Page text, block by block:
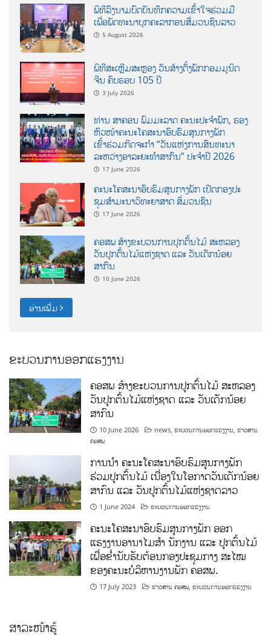
ພິທີລົງນາມບົດບັນທຶກຄວາມເຂົ້າໃຈຮ່ວມມື
ເພື່ອພັດທະນາບຸກຄະລາກອນສື່ມວນຊົນລາວ
5 August 2026
ພິທີສະເຫຼີມສະຫຼອງ ວັນສ້າງຕັ້ງພັກກອມມູນິດ
ຈີນ ຄົບຮອບ 105 ປີ
3 July 2026
ທ່ານ ສາຄອນ ພົມມະລາດ ຄະນະປະຈໍາພັກ, ຮອງ
ຫົວໜ້າຄະນະໂຄສະນາອົບຮົມສູນກາງພັກ
ເຂົ້າຮ່ວມກິດຈະກຳ “ວັນແຫ່ງການສົນທະນາ
ລະຫວ່າງອາລະຍະທຳສາກົນ” ປະຈຳປີ 2026
17 June 2026
ຄະນະໂຄສະນາອົບຮົມສູນກາງພັກ ເປີດກອງປະ
ຊຸມສຳມະນາວິທະຍາສາດ ສຶ່ມວນຊົນ
17 June 2026
ຄອສພ ສ້າງຂະບວນການປູກຕົ້ນໄມ້ ສະຫລອງ
ວັນປູກຕົ້ນໄມ້ແຫ່ງຊາດ ແລະ ວັນເດັກນ້ອຍ
ສາກົນ
10 June 2026
ອ່ານເພີ່ມ
ຂະບວນການອອກແຮງງານ
ຄອສພ ສ້າງຂະບວນການປູກຕົ້ນໄມ້ ສະຫລອງ
ວັນປູກຕົ້ນໄມ້ແຫ່ງຊາດ ແລະ ວັນເດັກນ້ອຍ
ສາກົນ
10 June 2026 news,ຂະບວນການອອກແຮງງານ,ຂ່າວສານ
ຄອສພ
ການນໍາ ຄະນະໂຄສະນາອົບຮົມສູນກາງພັກ
ຮ່ວມປູກຕົ້ນໄມ້ ເນື່ອງໃນໂອກາດວັນເດັກນ້ອຍ
ສາກົນ ແລະ ວັນປູກຕົ້ນໄມ້ແຫ່ງຊາດລາວ
1 June 2024 ຂະບວນການອອກແຮງງານ
ຄະນະໂຄສະນາອົບຮົມສູນກາງພັກ ອອກ
ແຮງງານອານາໄມສໍາ ນັກງານ ແລະ ປູກຕົ້ນໄມ້
ເພື່ອຂໍ່ານັບຮັບຕ້ອນກອງປະຊຸມກາງ ສະໄໝ
ຂອງຄະນະບໍລິຫານງານພັກ ຄອສພ.
17 July 2023 ຂ່າວສານ ຄອສພ,ຂະບວນການອອກແຮງງານ
ສາລະໜ້າຮູ້